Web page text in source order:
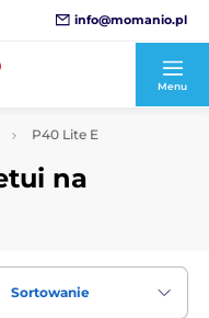
info@momanio.pl
Menu
P40 Lite E
na
Sortowanie